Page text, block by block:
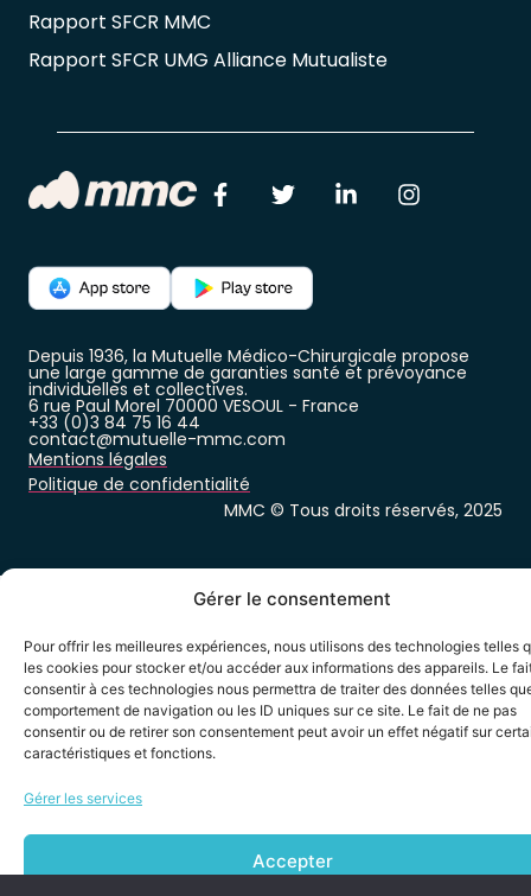
Gérer le consentement
Pour offrir les meilleures expériences, nous utilisons des technologies telles
les cookies pour stocker et/ou accéder aux informations des appareils. Le
consentir à ces technologies nous permettra de traiter des données telles
comportement de navigation ou les ID uniques sur ce site. Le fait de ne pas
consentir ou de retirer son consentement peut avoir un effet négatif sur
caractéristiques et fonctions.
Gérer les services
Accepter
Rapport SFCR MMC
Rapport SFCR UMG Alliance Mutualiste
Depuis 1936, la Mutuelle Médico-Chirurgicale propose
une large gamme de garanties santé et prévoyance
individuelles et collectives.
6 rue Paul Morel 70000 VESOUL - France
+33 (0)3 84 75 16 44
contact@mutuelle-mmc.com
Mentions légales
Politique de confidentialité
MMC © Tous droits réservés, 2025